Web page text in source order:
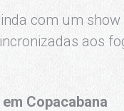
com um
aos
Copacabana